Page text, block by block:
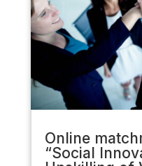
Online
“Social